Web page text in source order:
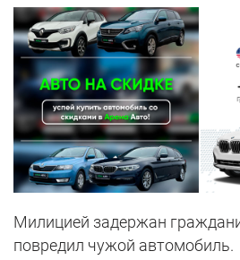
Милицией задержан
повредил чужой автомобиль.